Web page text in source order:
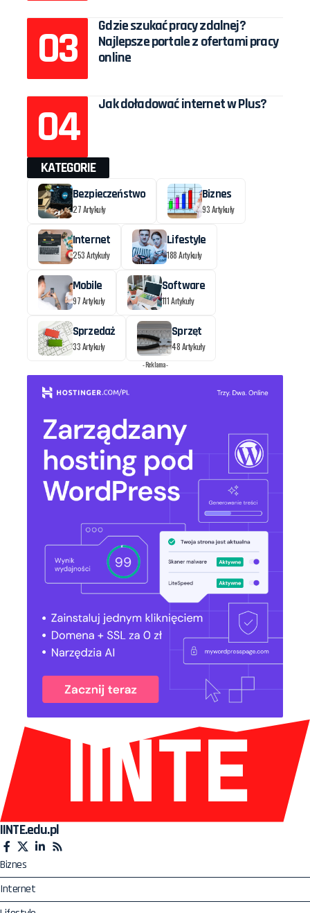
Gdzie szukać pracy zdalnej?
Najlepsze portale z ofertami pracy
online
Jak doładować internet w Plus?
KATEGORIE
Bezpieczeństwo
27 Artykuły
Biznes
93 Artykuły
Internet
253 Artykuły
Lifestyle
188 Artykuły
Mobile
97 Artykuły
Software
111 Artykuły
Sprzedaż
33 Artykuły
Sprzęt
48 Artykuły
- Reklama -
IINTE.edu.pl
Biznes
Internet